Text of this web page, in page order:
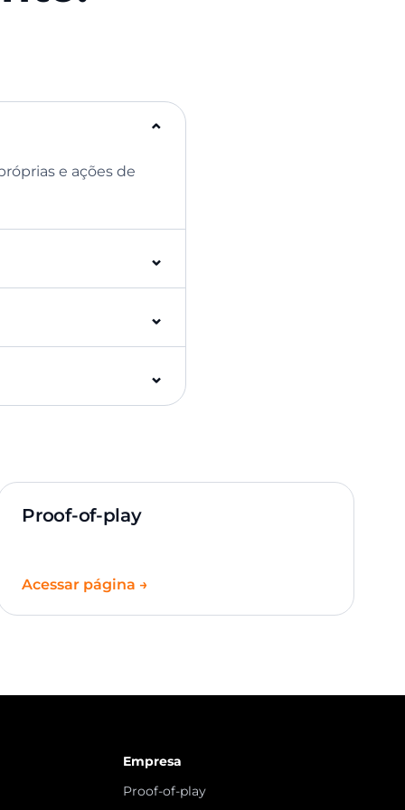
⌃
e ações de
⌃
⌃
⌃
Proof-of-play
Acessar página →
Empresa
Proof-of-play